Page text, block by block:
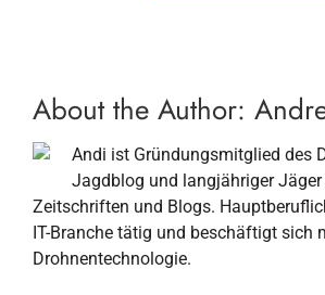
About the Author:
Andi ist Gründungsmitglied des
Jagdblog und langjähriger
Zeitschriften und Blogs.
IT-Branche tätig und beschäftigt sich
Drohnentechnologie.